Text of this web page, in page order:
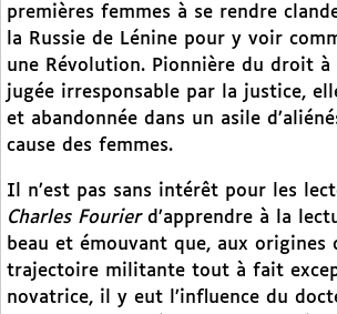
premières femmes à se rendre
la Russie de Lénine pour y voir
une Révolution. Pionnière du droit à
jugée irresponsable par la justice,
et abandonnée dans un asile
cause des femmes.
Il n’est pas sans intérêt pour les
Charles Fourierd’apprendre à la
beau et émouvant que, aux origines
trajectoire militante tout à fait
novatrice, il y eut l’influence du